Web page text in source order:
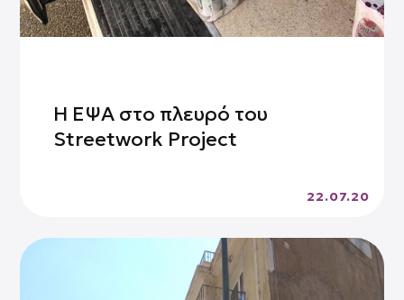
Η ΕΨΑ στο πλευρό του
Streetwork Project
22.07.20